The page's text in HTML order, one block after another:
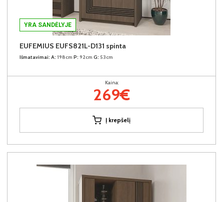
YRA SANDĖLYJE
EUFEMIUS EUFS821L-D131 spinta
Išmatavimai: A: 198cm P: 92cm G: 53cm
Kaina:
269€
Į krepšelį